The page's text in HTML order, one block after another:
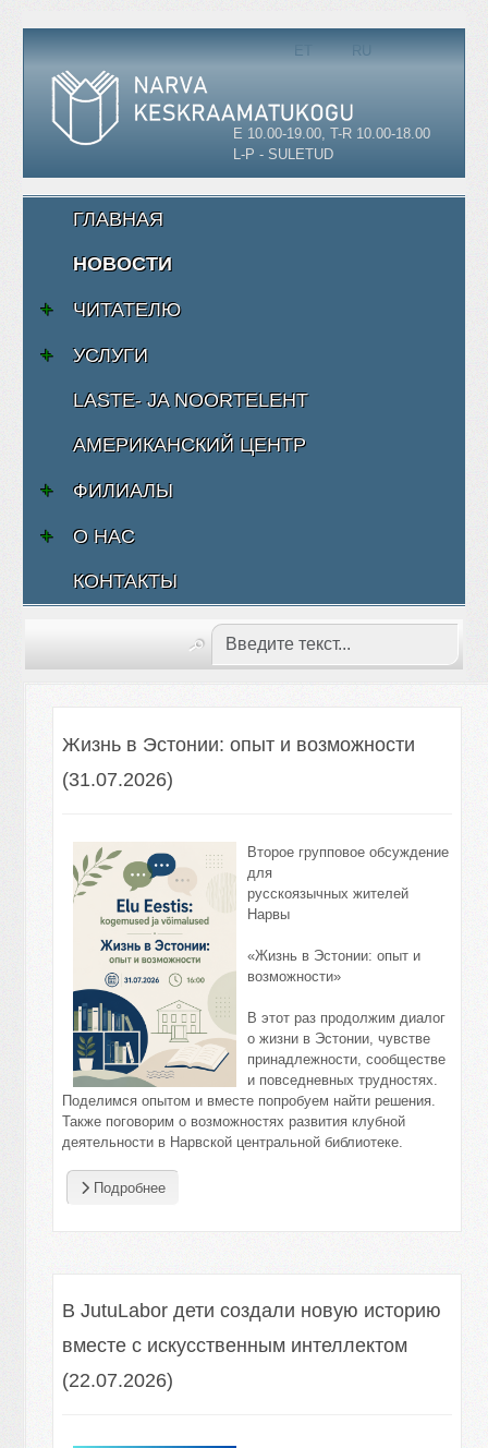
Выберите язык
ET RU
E 10.00-19.00, T-R 10.00-18.00
L-P - SULETUD
ГЛАВНАЯ
НОВОСТИ
ЧИТАТЕЛЮ
УСЛУГИ
LASTE- JA NOORTELEHT
АМЕРИКАНСКИЙ ЦЕНТР
ФИЛИАЛЫ
О НАС
КОНТАКТЫ
Жизнь в Эстонии: опыт и возможности
(31.07.2026)
Второе групповое обсуждение
для
русскоязычных жителей
Нарвы
«Жизнь в Эстонии: опыт и
возможности»
В этот раз продолжим диалог
о жизни в Эстонии, чувстве
принадлежности, сообществе
и повседневных трудностях.
Поделимся опытом и вместе попробуем найти решения.
Также поговорим о возможностях развития клубной
деятельности в Нарвской центральной библиотеке.
Подробнее
В JutuLabor дети создали новую историю
вместе с искусственным интеллектом
(22.07.2026)